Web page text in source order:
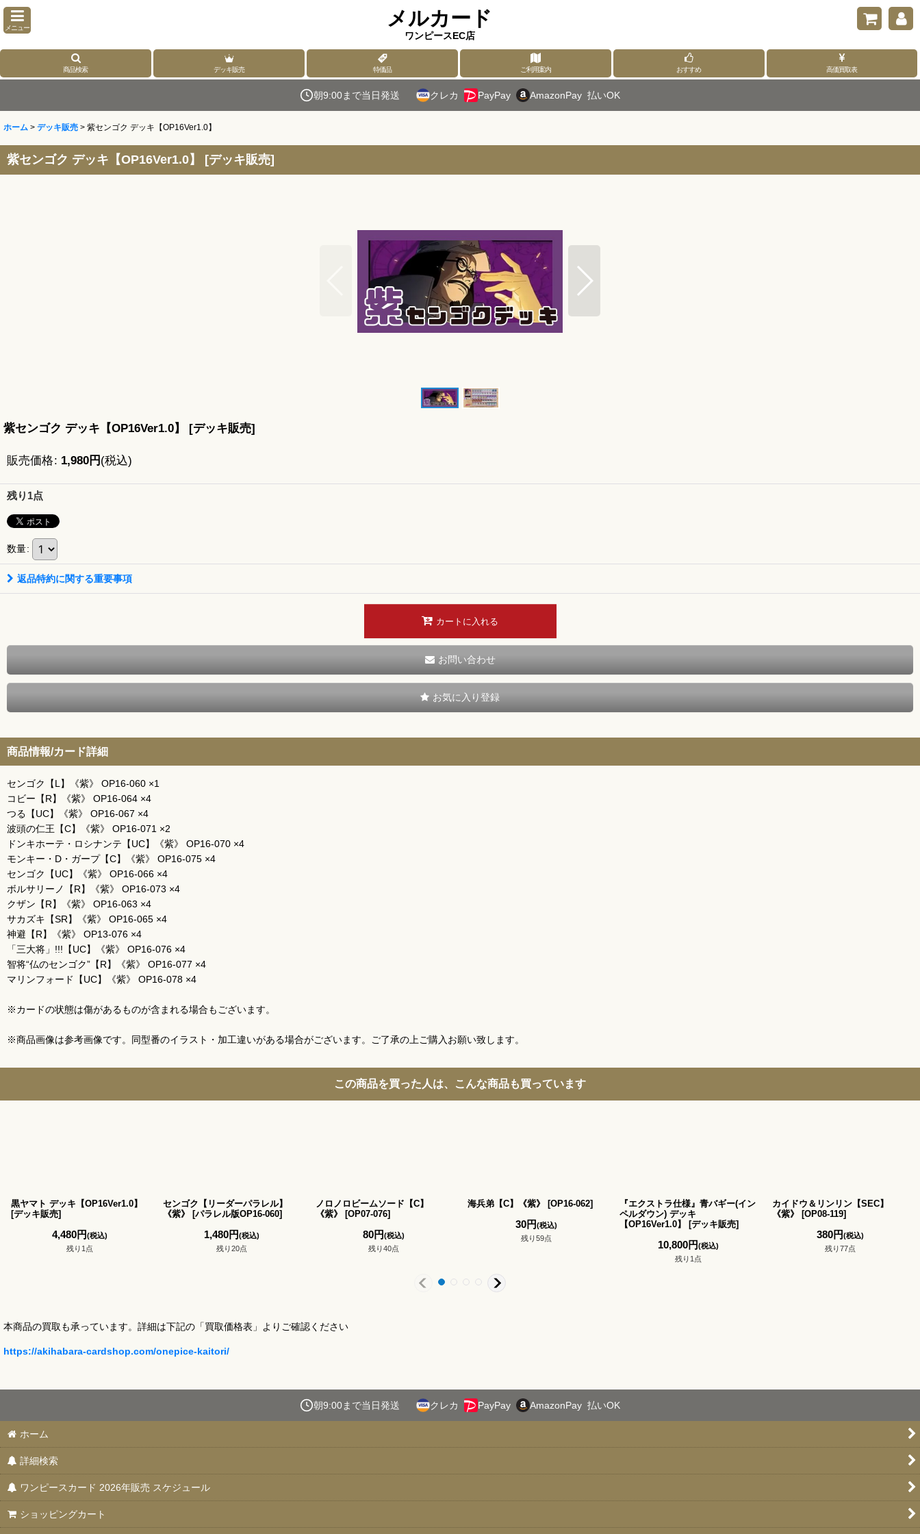
メニュー メルカード
ワンピースEC店
商品検索 デッキ販売 特価品 ご利用案内 おすすめ 高価買取表
朝9:00まで当日発送 クレカ PayPay AmazonPay 払いOK
ホーム > デッキ販売 > 紫センゴク デッキ【OP16Ver1.0】
紫センゴク デッキ【OP16Ver1.0】 [デッキ販売]
紫センゴク デッキ【OP16Ver1.0】 [デッキ販売]
販売価格: 1,980円 (税込)
残り1点
数量:
返品特約に関する重要事項
カートに入れる
お問い合わせ
お気に入り登録
商品情報/カード詳細
センゴク【L】《紫》 OP16-060 ×1
コビー【R】《紫》 OP16-064 ×4
つる【UC】《紫》 OP16-067 ×4
波頭の仁王【C】《紫》 OP16-071 ×2
ドンキホーテ・ロシナンテ【UC】《紫》 OP16-070 ×4
モンキー・D・ガープ【C】《紫》 OP16-075 ×4
センゴク【UC】《紫》 OP16-066 ×4
ボルサリーノ【R】《紫》 OP16-073 ×4
クザン【R】《紫》 OP16-063 ×4
サカズキ【SR】《紫》 OP16-065 ×4
神避【R】《紫》 OP13-076 ×4
「三大将」!!!【UC】《紫》 OP16-076 ×4
智将“仏のセンゴク”【R】《紫》 OP16-077 ×4
マリンフォード【UC】《紫》 OP16-078 ×4
※カードの状態は傷があるものが含まれる場合もございます。
※商品画像は参考画像です。同型番のイラスト・加工違いがある場合がございます。ご了承の上ご購入お願い致します。
この商品を買った人は、こんな商品も買っています
黒ヤマト デッキ【OP16Ver1.0】
[デッキ販売]
4,480円(税込)
残り1点
センゴク【リーダーパラレル】
《紫》
[パラレル版OP16-060]
1,480円(税込)
残り20点
ノロノロビームソード【C】
《紫》
[OP07-076]
80円(税込)
残り40点
海兵弟【C】《紫》 [OP16-062]
30円(税込)
残り59点
『エクストラ仕様』青バギー(イン
ペルダウン) デッキ
【OP16Ver1.0】
[デッキ販売]
10,800円(税込)
残り1点
カイドウ＆リンリン【SEC】
《紫》
[OP08-119]
380円(税込)
残り77点
本商品の買取も承っています。詳細は下記の「買取価格表」よりご確認ください
https://akihabara-cardshop.com/onepice-kaitori/
朝9:00まで当日発送 クレカ PayPay AmazonPay 払いOK
ホーム
詳細検索
ワンピースカード 2026年販売 スケジュール
ショッピングカート